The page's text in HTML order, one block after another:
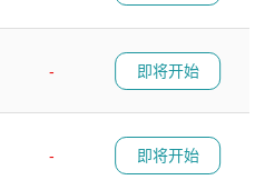
-
即将开始
-
即将开始